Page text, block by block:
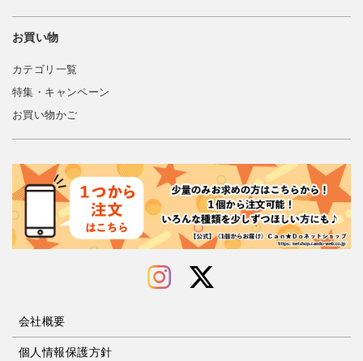
お買い物
カテゴリ一覧
特集・キャンペーン
お買い物かご
会社概要
個人情報保護方針